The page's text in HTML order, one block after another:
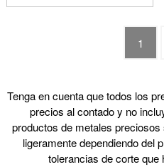
1
Tenga en cuenta que todos los
precios al contado y no
productos de metales
ligeramente dependiendo del
tolerancias de corte que